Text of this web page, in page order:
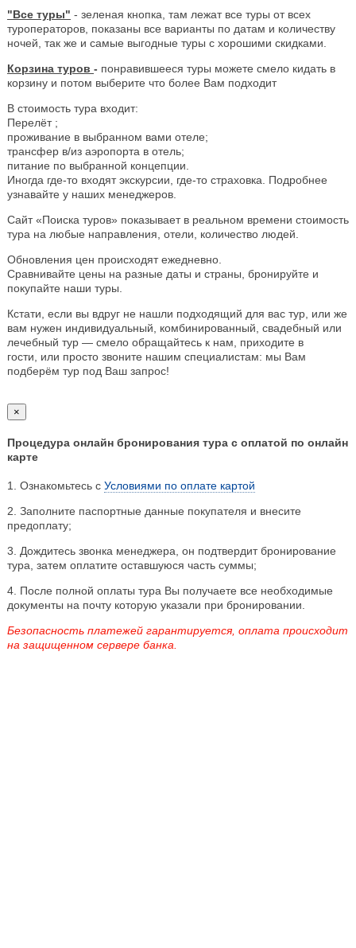
"Все туры" - зеленая кнопка, там лежат все туры от всех
туроператоров, показаны все варианты по датам и количеству
ночей, так же и самые выгодные туры с хорошими скидками.
Корзина туров - понравившееся туры можете смело кидать в
корзину и потом выберите что более Вам подходит
В стоимость тура входит:
Перелёт ;
проживание в выбранном вами отеле;
трансфер в/из аэропорта в отель;
питание по выбранной концепции.
Иногда где-то входят экскурсии, где-то страховка. Подробнее
узнавайте у наших менеджеров.
Сайт «Поиска туров» показывает в реальном времени стоимость
тура на любые направления, отели, количество людей.
Обновления цен происходят ежедневно.
Сравнивайте цены на разные даты и страны, бронируйте и
покупайте наши туры.
Кстати, если вы вдруг не нашли подходящий для вас тур, или же
вам нужен индивидуальный, комбинированный, свадебный или
лечебный тур — смело обращайтесь к нам, приходите в
гости, или просто звоните нашим специалистам: мы Вам
подберём тур под Ваш запрос!
×
Процедура онлайн бронирования тура с оплатой по онлайн
карте
1. Ознакомьтесь с Условиями по оплате картой
2. Заполните паспортные данные покупателя и внесите
предоплату;
3. Дождитесь звонка менеджера, он подтвердит бронирование
тура, затем оплатите оставшуюся часть суммы;
4. После полной оплаты тура Вы получаете все необходимые
документы на почту которую указали при бронировании.
Безопасность платежей гарантируется, оплата происходит
на защищенном сервере банка.